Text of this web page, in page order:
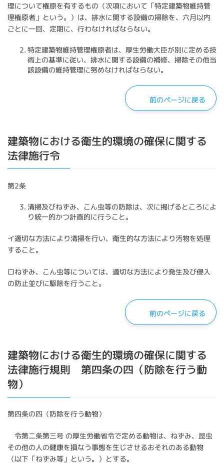
理について権原を有するもの（次項において「特定建築物維持管
理権原者」という。）は、排水に関する設備の掃除を、六月以内
ごとに一回、定期に、行わなければならない。
特定建築物維持管理権原者は、厚生労働大臣が別に定める技
術上の基準に従い、排水に関する設備の補修、掃除その他当
該設備の維持管理に努めなければならない。
前のページに戻る
建築物における衛生的環境の確保に関する
法律施行令
第2条
清掃及びねずみ、こん虫等の防除は、次に掲げるところによ
り統一的かつ計画的に行うこと。
イ適切な方法により清掃を行い、衛生的な方法により汚物を処理
すること。
ロねずみ、こん虫等については、適切な方法により発生及び侵入
の防止並びに駆除を行うこと。
前のページに戻る
建築物における衛生的環境の確保に関する
法律施行規則 第四条の四（防除を行う動
物）
第四条の四（防除を行う動物）
令第二条第三号 の厚生労働省令で定める動物は、ねずみ、昆虫
その他の人の健康を損なう事態を生じさせるおそれのある動物
（以下「ねずみ等」という。）とする。